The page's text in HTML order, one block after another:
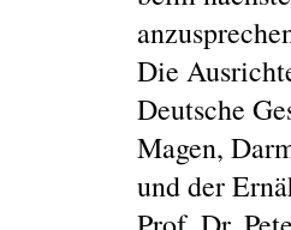
Die
Deutsche
Magen,
und der